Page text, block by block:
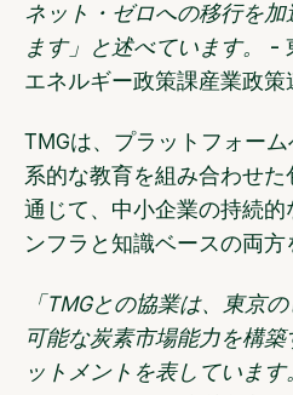
ネット・ゼロへの移行を
ます」と述べています。
-
エネルギー政策課産業政
TMGは、プラットフォー
系的な教育を組み合わせ
通じて、中小企業の持続的
ンフラと知識ベースの両方
「TMGとの協業は、東京
可能な炭素市場能力を構
ットメントを表していま